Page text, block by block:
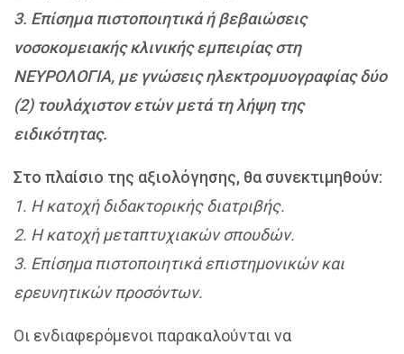
3. Επίσημα πιστοποιητικά ή βεβαιώσεις
νοσοκομειακής κλινικής εμπειρίας στη
ΝΕΥΡΟΛΟΓΙΑ, με γνώσεις ηλεκτρομυογραφίας δύο
(2) τουλάχιστον ετών μετά τη λήψη της
ειδικότητας.
Στο πλαίσιο της αξιολόγησης, θα συνεκτιμηθούν:
1. Η κατοχή διδακτορικής διατριβής.
2. Η κατοχή μεταπτυχιακών σπουδών.
3. Επίσημα πιστοποιητικά επιστημονικών και
ερευνητικών προσόντων.
Οι ενδιαφερόμενοι παρακαλούνται να